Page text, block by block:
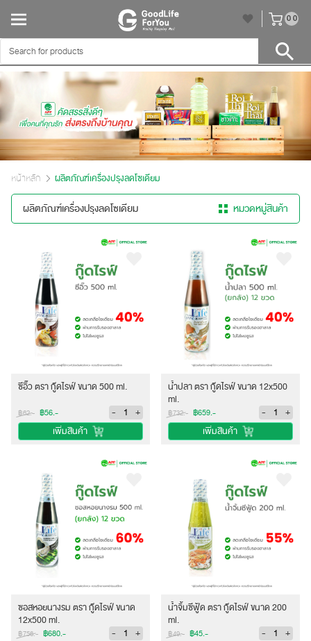
00
หน้าหลัก ผลิตภัณฑ์เครื่องปรุงลดโซเดียม
ผลิตภัณฑ์เครื่องปรุงลดโซเดียม หมวดหมู่สินค้า
ซีอิ๊ว ตรา กู๊ดไรฟ์ ขนาด 500 ml.
฿62.- ฿56.- -
+
เพิ่มสินค้า
น้ำปลา ตรา กู๊ดไรฟ์ ขนาด 12x500
ml.
฿732.- ฿659.- -
+
เพิ่มสินค้า
ซอสหอยนางรม ตรา กู๊ดไรฟ์ ขนาด
12x500 ml.
฿756.- ฿680.- -
+
น้ำจิ้มซีฟู้ด ตรา กู๊ดไรฟ์ ขนาด 200
ml.
฿49.- ฿45.- -
+